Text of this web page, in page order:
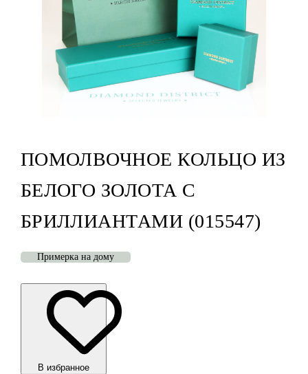
ПОМОЛВОЧНОЕ КОЛЬЦО ИЗ
БЕЛОГО ЗОЛОТА С
БРИЛЛИАНТАМИ (015547)
Примерка на дому
В избранноe